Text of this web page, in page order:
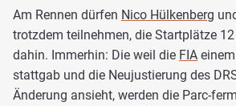
Am Rennen dürfen Nico Hülkenberg
trotzdem teilnehmen, die Startplätze
dahin. Immerhin: Die weil die FIA
stattgab und die Neujustierung des
Änderung ansieht, werden die Parc-